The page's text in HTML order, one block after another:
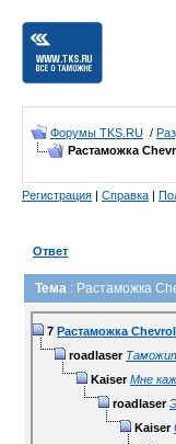
Форумы TKS.RU /
Растаможка
Регистрация | Справка |
Ответ
Тема : Растаможка
7 Растаможка
roadlaser
Kaiser Мне
roadlaser
Kaiser